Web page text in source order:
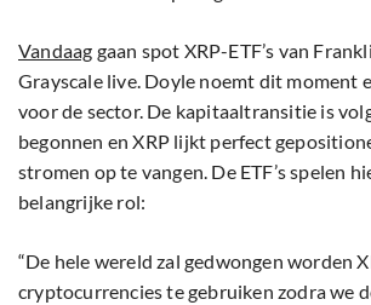
Vandaag gaan spot XRP-ETF’s van
Grayscale live. Doyle noemt dit moment
voor de sector. De kapitaaltransitie is
begonnen en XRP lijkt perfect
stromen op te vangen. De ETF’s spelen
belangrijke rol:
“De hele wereld zal gedwongen worden
cryptocurrencies te gebruiken zodra we